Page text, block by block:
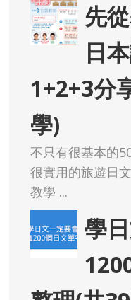
先
日
1+2+3分
學)
不只有很基本的50音教學 還有
很實用的旅遊日文 香港電台免費提供的
教學 ...
學